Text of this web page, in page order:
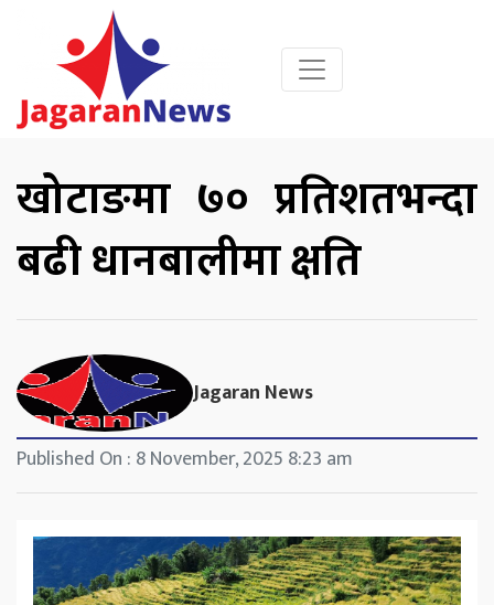
खोटाङमा ७० प्रतिशतभन्दा
बढी धानबालीमा क्षति
Jagaran News
Published On : 8 November, 2025 8:23 am